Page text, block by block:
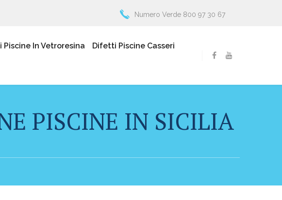
Numero Verde 800 97 30 67
Piscine In Vetroresina Difetti Piscine Casseri
PISCINE IN SICILIA